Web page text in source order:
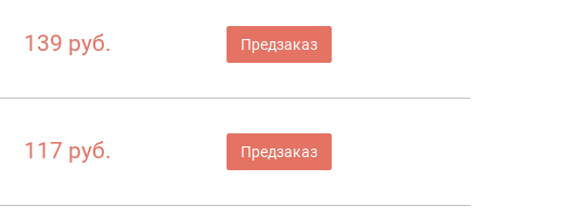
139 руб. Предзаказ
117 руб. Предзаказ